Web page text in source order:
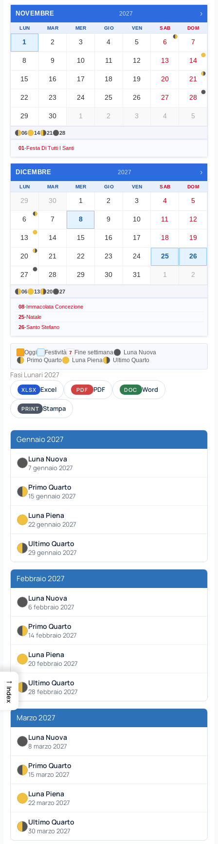
NOVEMBRE 2027 ›
LUN MAR MER GIO VEN SAB DOM
1 2 3 4 5 6 7
8 9 10 11 12 13 14
15 16 17 18 19 20 21
22 23 24 25 26 27 28
29 30 1 2 3 4 5
06 14 21 28
01-Festa Di Tutti I Santi
DICEMBRE 2027 ›
LUN MAR MER GIO VEN SAB DOM
29 30 1 2 3 4 5
6 7 8 9 10 11 12
13 14 15 16 17 18 19
20 21 22 23 24 25 26
27 28 29 30 31 1 2
06 13 20 27
08- Immacolata Concezione
25-Natale
26-Santo Stefano
Oggi Festività Fine settimana
Luna Nuova
Primo Quarto
Luna Piena Ultimo Quarto
Fasi Lunari 2027
XLSX Excel PDF PDF DOC Word
PRINT Stampa
Gennaio 2027
Luna Nuova
7 gennaio 2027
Primo Quarto
15 gennaio 2027
Luna Piena
22 gennaio 2027
Ultimo Quarto
29 gennaio 2027
Febbraio 2027
Luna Nuova
6 febbraio 2027
Primo Quarto
14 febbraio 2027
Luna Piena
20 febbraio 2027
Ultimo Quarto
28 febbraio 2027
Marzo 2027
Luna Nuova
8 marzo 2027
Primo Quarto
15 marzo 2027
Luna Piena
22 marzo 2027
Ultimo Quarto
30 marzo 2027
→
Index